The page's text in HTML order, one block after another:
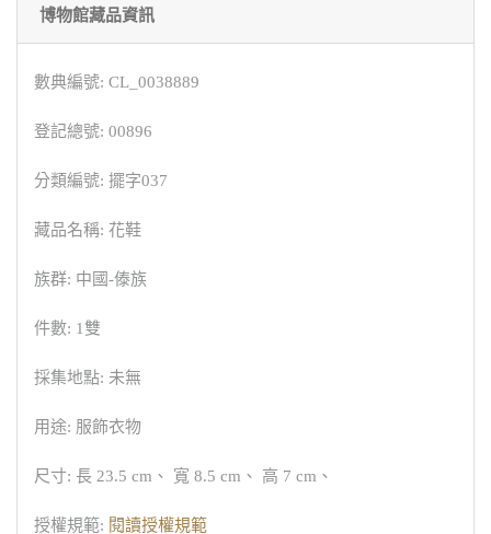
博物館藏品資訊
數典編號: CL_0038889
登記總號: 00896
分類編號: 擺字037
藏品名稱: 花鞋
族群: 中國-傣族
件數: 1雙
採集地點: 未無
用途: 服飾衣物
尺寸: 長 23.5 cm、 寬 8.5 cm、 高 7 cm、
授權規範: 閱讀授權規範